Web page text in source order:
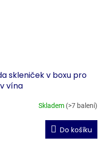
skleniček v boxu pro
vína
Skladem (>7 balení)
Do košíku